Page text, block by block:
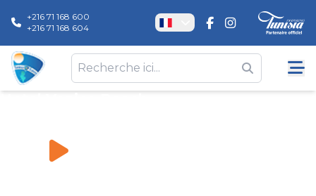
+216 71 168 600
+216 71 168 604